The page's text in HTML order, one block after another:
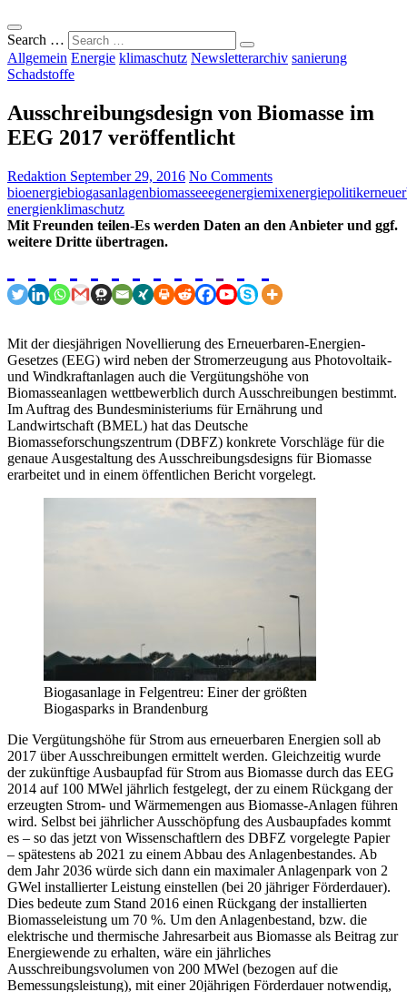
Search …
Allgemein Energie klimaschutz Newsletterarchiv sanierung
Schadstoffe
Ausschreibungsdesign von Biomasse im
EEG 2017 veröffentlicht
Redaktion September 29, 2016 No Comments
bioenergiebiogasanlagenbiomasseeegenergiemixenergiepolitik
energienklimaschutz
Mit Freunden teilen-Es werden Daten an den Anbieter und ggf.
weitere Dritte übertragen.
Mit der diesjährigen Novellierung des Erneuerbaren-Energien-
Gesetzes (EEG) wird neben der Stromerzeugung aus Photovoltaik-
und Windkraftanlagen auch die Vergütungshöhe von
Biomasseanlagen wettbewerblich durch Ausschreibungen bestimmt.
Im Auftrag des Bundesministeriums für Ernährung und
Landwirtschaft (BMEL) hat das Deutsche
Biomasseforschungszentrum (DBFZ) konkrete Vorschläge für die
genaue Ausgestaltung des Ausschreibungsdesigns für Biomasse
erarbeitet und in einem öffentlichen Bericht vorgelegt.
Biogasanlage in Felgentreu: Einer der größten
Biogasparks in Brandenburg
Die Vergütungshöhe für Strom aus erneuerbaren Energien soll ab
2017 über Ausschreibungen ermittelt werden. Gleichzeitig wurde
der zukünftige Ausbaupfad für Strom aus Biomasse durch das EEG
2014 auf 100 MWel jährlich festgelegt, der zu einem Rückgang der
erzeugten Strom- und Wärmemengen aus Biomasse-Anlagen führen
wird. Selbst bei jährlicher Ausschöpfung des Ausbaupfades kommt
es – so das jetzt von Wissenschaftlern des DBFZ vorgelegte Papier
– spätestens ab 2021 zu einem Abbau des Anlagenbestandes. Ab
dem Jahr 2036 würde sich dann ein maximaler Anlagenpark von 2
GWel installierter Leistung einstellen (bei 20 jähriger Förderdauer).
Dies bedeute zum Stand 2016 einen Rückgang der installierten
Biomasseleistung um 70 %. Um den Anlagenbestand, bzw. die
elektrische und thermische Jahresarbeit aus Biomasse als Beitrag zur
Energiewende zu erhalten, wäre ein jährliches
Ausschreibungsvolumen von 200 MWel (bezogen auf die
Bemessungsleistung), mit einer 20jährigen Förderdauer notwendig,